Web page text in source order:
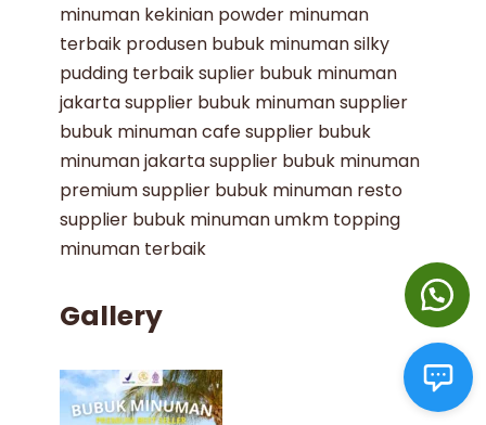
minuman kekinian powder minuman
terbaik produsen bubuk minumansilky
pudding terbaiksuplier bubuk minuman
jakartasupplier bubuk minumansupplier
bubuk minuman cafesupplier bubuk
minuman jakartasupplier bubuk minuman
premiumsupplier bubuk minuman resto
supplier bubuk minuman umkm topping
minuman terbaik
Gallery